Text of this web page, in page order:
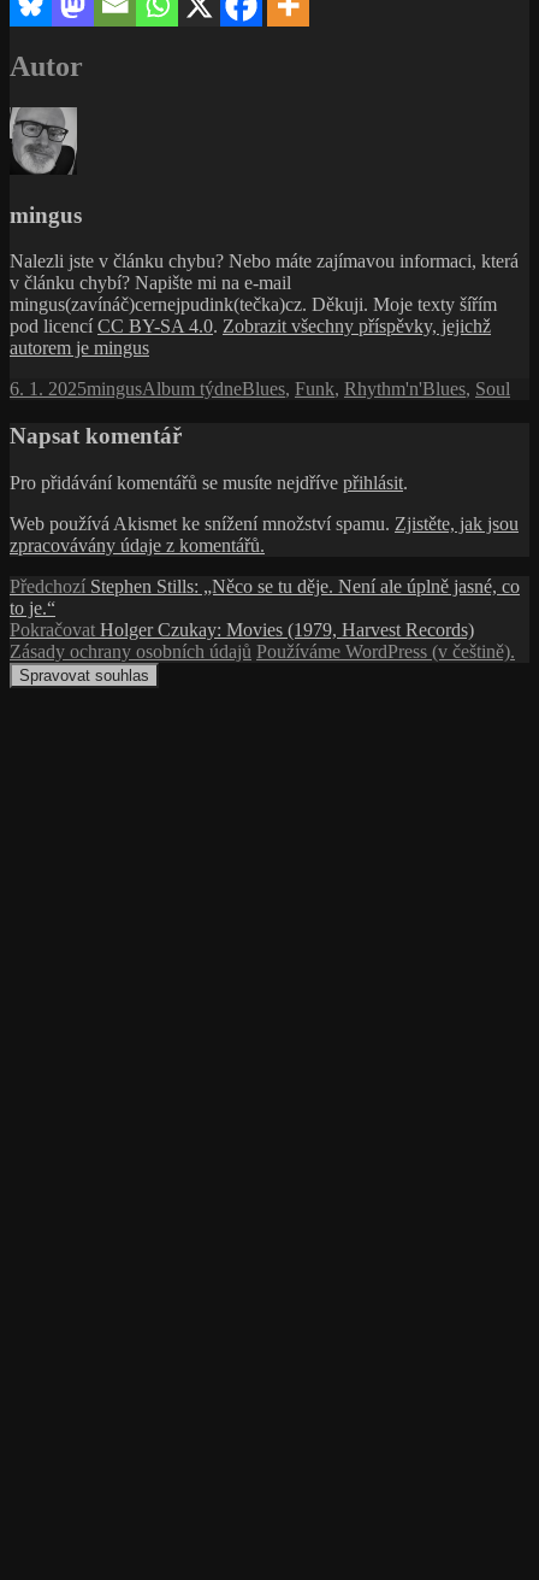
Autor
mingus
Nalezli jste v článku chybu? Nebo máte zajímavou informaci, která
v článku chybí? Napište mi na e-mail
mingus(zavínáč)cernejpudink(tečka)cz. Děkuji. Moje texty šířím
pod licencí CC BY-SA 4.0. Zobrazit všechny příspěvky, jejichž
autorem je mingus
Publikováno:
6. 1. 2025Autor:
mingusRubriky:
Album týdneŠtítky:
Blues, Funk, Rhythm'n'Blues, Soul
Napsat komentář
Pro přidávání komentářů se musíte nejdříve přihlásit.
Web používá Akismet ke snížení množství spamu. Zjistěte, jak jsou
zpracovávány údaje z komentářů.
Navigace
pro
příspěvek
Předchozí Předchozí
Stephen Stills: „Něco se tu děje. Není ale úplně jasné, co
to je.“
Pokračovat Následující
příspěvek:
Holger Czukay: Movies (1979, Harvest Records)
Zásady ochrany osobních údajů Používáme WordPress (v češtině).
Spravovat souhlas